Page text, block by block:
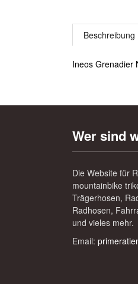
Beschreibung
Ineos Grenadier
Wer sind
Die Website für
mountainbike
Trägerhosen,
Radhosen,
und vieles mehr.
Email: